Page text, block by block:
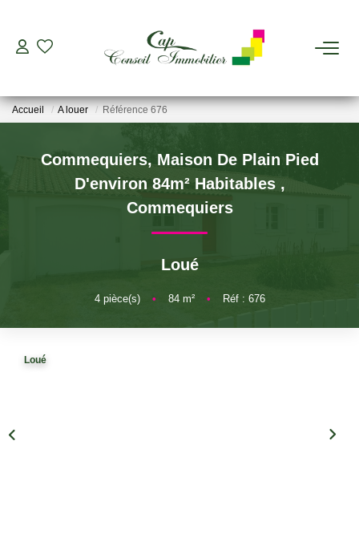
LOUER
VIAGER
Accueil A louer Référence 676
Commequiers, Maison De Plain Pied
D'environ 84m² Habitables ,
Commequiers
Loué
4pièce(s) • 84m² • Réf : 676
Loué